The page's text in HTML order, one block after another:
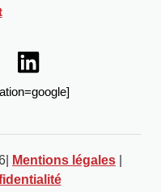
Mentions légales